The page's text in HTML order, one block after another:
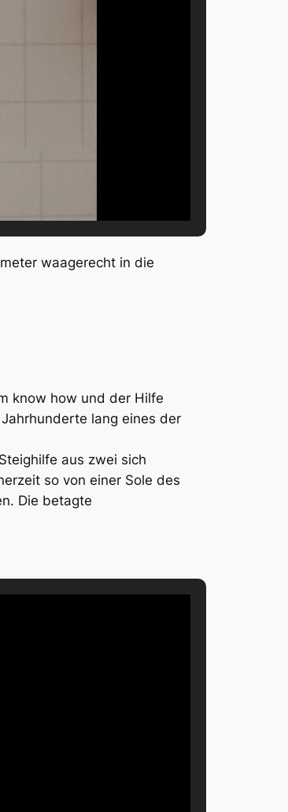
waagerecht in die
know how und der Hilfe
lang eines der
aus zwei sich
so von einer Sole des
Die betagte